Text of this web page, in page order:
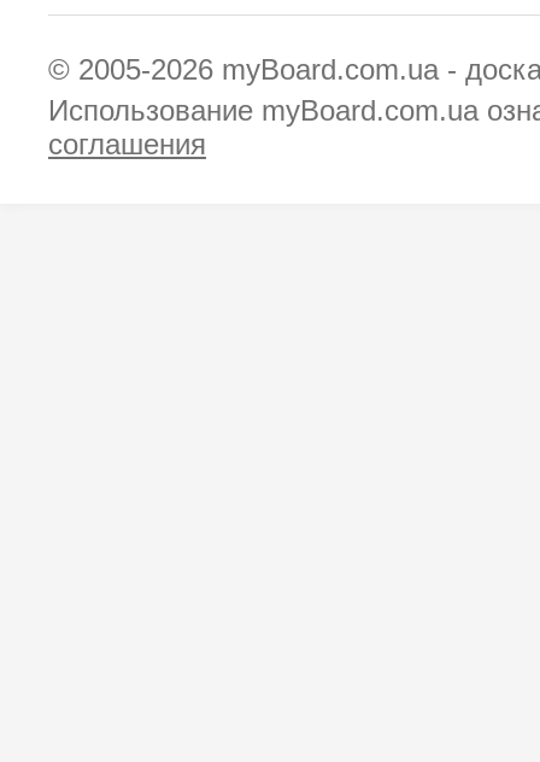
© 2005-2026 myBoard.com.ua -
Использование myBoard.com.ua
соглашения